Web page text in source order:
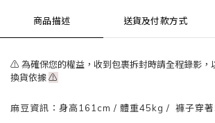
商品描述 送貨及付款方式
⚠ 為確保您的權益，收到包裹拆封時請全程錄影，
換貨依據⚠
麻豆資訊： 身高161cm / 體重45kg / 褲子穿著